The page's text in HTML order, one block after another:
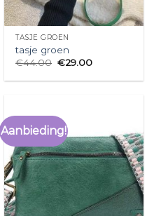
TASJE GROEN
tasje groen
€44.00 €29.00
Aanbieding!